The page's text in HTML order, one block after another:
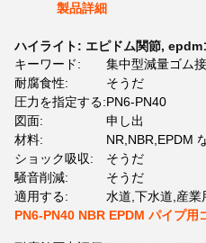
製品詳細
ハイライト: エピドム関節, epdm
キーワード:
集中型減量ゴム
耐腐食性:
そうだ
圧力を指定する:PN6-PN40
図面:
申し出
材料:
NR,NBR,EPDM
ショック吸収:
そうだ
騒音削減:
そうだ
適用する:
水道,下水道,産業
PN6-PN40 NBR EPDM パイプ用